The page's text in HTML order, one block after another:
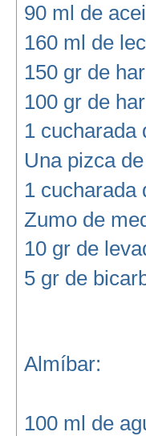
90 ml de
160 ml de
150 gr de
100 gr de
1 cucharada
Una pizca
1 cucharada
Zumo de
10 gr de
5 gr de
Almíbar:
100 ml de